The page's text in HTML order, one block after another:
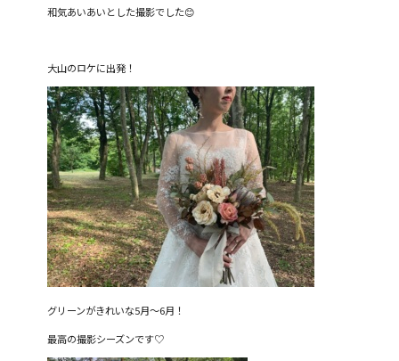
和気あいあいとした撮影でした😊
大山のロケに出発！
グリーンがきれいな5月〜6月！
最高の撮影シーズンです♡